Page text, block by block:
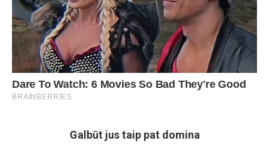
Galbūt jus taip pat domina